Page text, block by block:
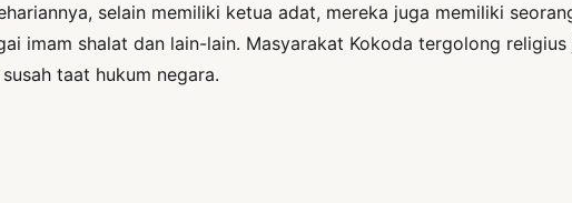
selain memiliki ketua adat, mereka juga memiliki
imam shalat dan lain-lain. Masyarakat Kokoda tergolong
taat hukum negara.